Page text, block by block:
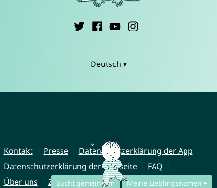
Sucht gemeinsam Meine Lieblingsnamen
Deutsch ▾
Kontakt Presse
Datenschutzerklärung der App
Datenschutzerklärung der Webseite
FAQ
Über uns
Zusammenarbeit Impressum